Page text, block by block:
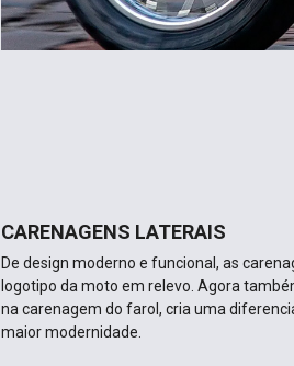
CARENAGENS LATERAIS
De design moderno e funcional, as
logotipo da moto em relevo. Agora
na carenagem do farol, cria uma
maior modernidade.